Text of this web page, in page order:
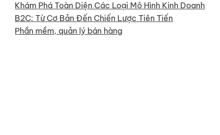
Khám Phá Toàn Diện Các Loại Mô Hình Kinh Doanh
B2C: Từ Cơ Bản Đến Chiến Lược Tiên Tiến
Phần mềm, quản lý bán hàng